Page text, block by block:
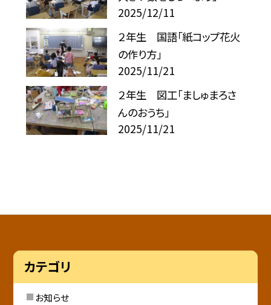
2025/12/11
２年生 国語「紙コップ花火
の作り方」
2025/11/21
２年生 図工「ましゅまろさ
んのおうち」
2025/11/21
カテゴリ
お知らせ